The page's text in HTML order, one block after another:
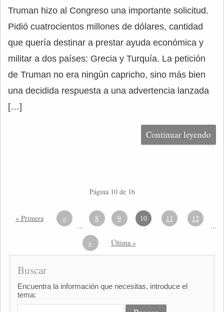
Truman hizo al Congreso una importante solicitud.
Pidió cuatrocientos millones de dólares, cantidad
que quería destinar a prestar ayuda económica y
militar a dos países: Grecia y Turquía. La petición
de Truman no era ningún capricho, sino más bien
una decidida respuesta a una advertencia lanzada
[…]
Continuar leyendo
Página 10 de 16
« Primera «
...
8 9 10 11 12
...
»
Última »
Buscar
Encuentra la información que necesitas, introduce el
tema: